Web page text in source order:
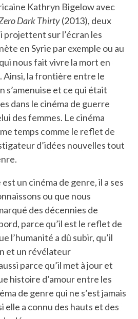
Kathryn Bigelow avec
Dark Thirty(2013), deux
sur l’écran les
en Syrie par exemple ou au
nous fait vivre la mort en
Ainsi, la frontière entre le
s’amenuise et ce qui était
dans le cinéma de guerre
des femmes. Le cinéma
temps comme le reflet de
d’idées nouvelles tout
un cinéma de genre, il a ses
ou que nous
des décennies de
parce qu’il est le reflet de
l’humanité a dû subir, qu’il
et un révélateur
parce qu’il met à jour et
histoire d’amour entre les
de genre qui ne s’est jamais
elle a connu des hauts et des